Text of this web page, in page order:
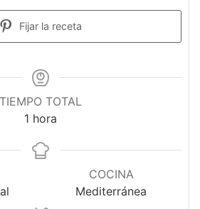
Fijar la receta
TIEMPO TOTAL
1 hora
hora
COCINA
Mediterránea